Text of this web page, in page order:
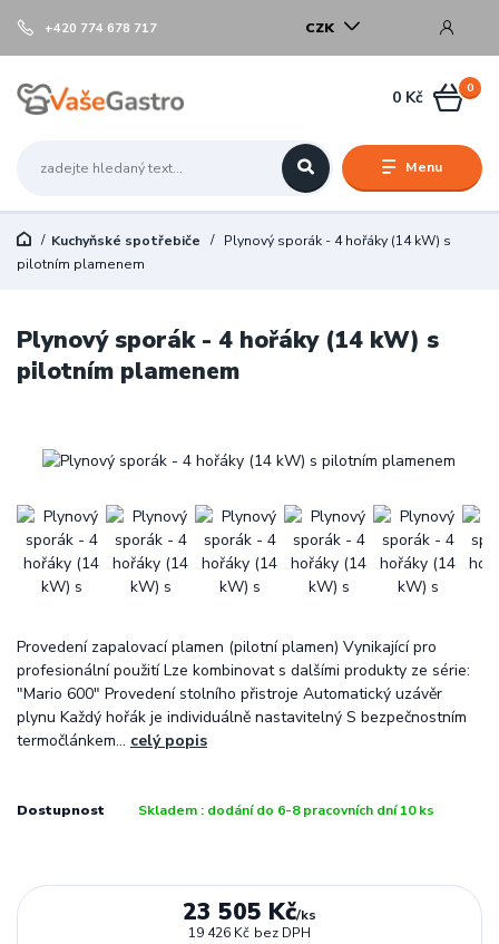
Menu
CZK
+420 774 678 717
0
0 Kč
Kuchyňské spotřebiče
Plynový sporák - 4 hořáky (14 kW) s
pilotním plamenem
Plynový sporák - 4 hořáky (14 kW) s
pilotním plamenem
Provedení zapalovací plamen (pilotní plamen) Vynikající pro
profesionální použití Lze kombinovat s dalšími produkty ze série:
"Mario 600" Provedení stolního přistroje Automatický uzávěr
plynu Každý hořák je individuálně nastavitelný S bezpečnostním
termočlánkem... celý popis
Dostupnost Skladem : dodání do 6-8 pracovních dní 10 ks
23 505 Kč/ks
19 426 Kč bez DPH